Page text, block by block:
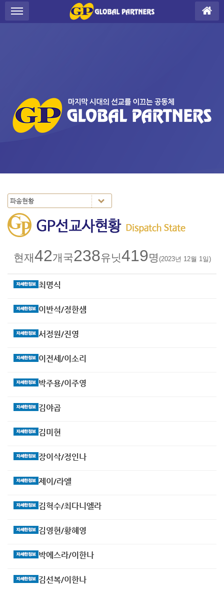
현재42개국238유닛419명 (2023년 12월 1일)
최명식
이반석/정한샘
서정원/진영
이전세/이소리
박주용/이주영
김야곱
김미현
장이삭/정인나
제이/라엘
김혁수/최다니엘라
김영현/황혜영
박에스라/이한나
김선복/이한나